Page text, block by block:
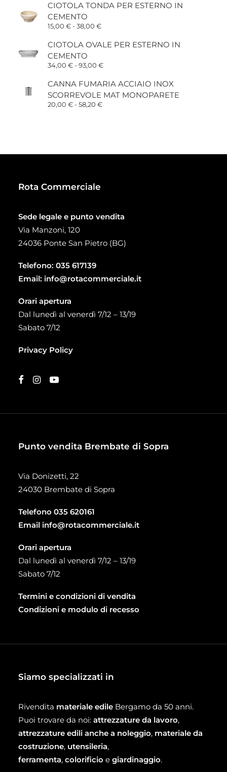
CIOTOLA TONDA PER ESTERNO IN
CEMENTO
15,00 €-38,00 €Fascia
prezzo:
da
a
CIOTOLA OVALE PER ESTERNO IN
CEMENTO
34,00 €-93,00 €Fascia
prezzo:
da
34,00 €
CANNA FUMARIA ACCIAIO INOX
SCORREVOLE MAT MONOPARETE
20,00 €-58,20 €Fascia
Rota Commerciale
Sede legale e punto vendita
Via Manzoni, 120
24036 Ponte San Pietro (BG)
Telefono: 035 617139
Email: info@rotacommerciale.it
Orari apertura
Dal lunedì al venerdì 7/12 – 13/19
Sabato 7/12
Privacy Policy
Punto vendita Brembate di Sopra
Via Donizetti, 22
24030 Brembate di Sopra
Telefono 035 620161
Email info@rotacommerciale.it
Orari apertura
Dal lunedì al venerdì 7/12 – 13/19
Sabato 7/12
Termini e condizioni di vendita
Condizioni e modulo di recesso
Siamo specializzati in
Rivendita materiale edile Bergamo da 50 anni.
Puoi trovare da noi: attrezzature da lavoro,
attrezzature edili anche a noleggio, materiale da
costruzione, utensileria,
ferramenta, colorificio e giardinaggio.